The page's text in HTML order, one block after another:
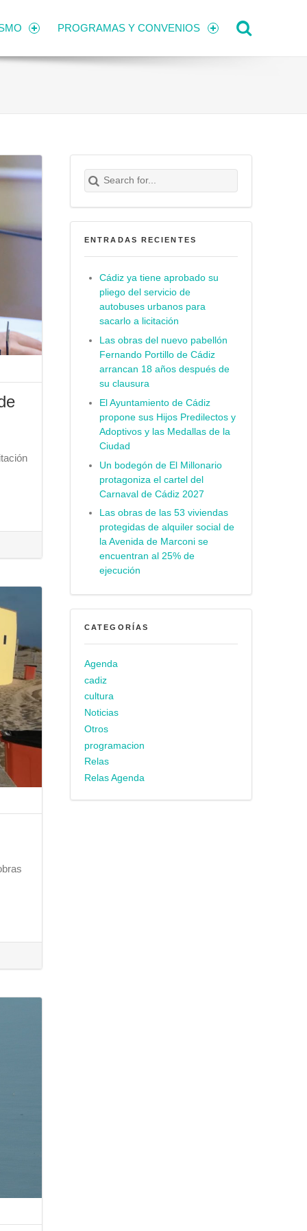
PROGRAMAS Y CONVENIOS
Search for:
Buscar
ENTRADAS RECIENTES
Cádiz ya tiene aprobado su
pliego del servicio de
autobuses urbanos para
sacarlo a licitación
Las obras del nuevo pabellón
Fernando Portillo de Cádiz
arrancan 18 años después de
su clausura
El Ayuntamiento de Cádiz
propone sus Hijos Predilectos y
Adoptivos y las Medallas de la
Ciudad
Un bodegón de El Millonario
protagoniza el cartel del
Carnaval de Cádiz 2027
Las obras de las 53 viviendas
protegidas de alquiler social de
la Avenida de Marconi se
encuentran al 25% de
ejecución
CATEGORÍAS
Agenda
cadiz
cultura
Noticias
Otros
programacion
Relas
Relas Agenda